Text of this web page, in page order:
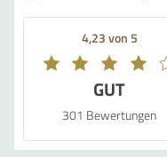
4,23 von 5
GUT
301 Bewertungen